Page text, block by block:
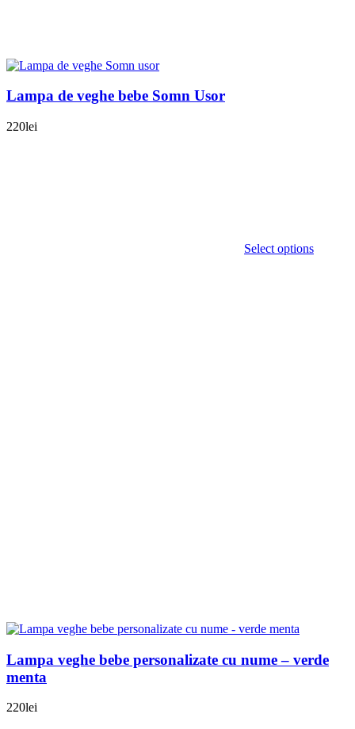
Lampa de veghe bebe Somn Usor
220lei
Select options
Lampa veghe bebe personalizate cu nume – verde
menta
220lei